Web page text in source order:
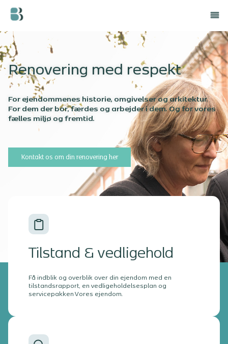
Renovering med respekt
For ejendommenes historie, omgivelser og arkitektur.
For dem der bor, færdes og arbejder i dem. Og for vores
fælles miljø og fremtid.
Kontakt os om din renovering her
Tilstand & vedligehold
Få indblik og overblik over din ejendom med en
tilstandsrapport, en vedligeholdelsesplan og
servicepakken Vores ejendom.